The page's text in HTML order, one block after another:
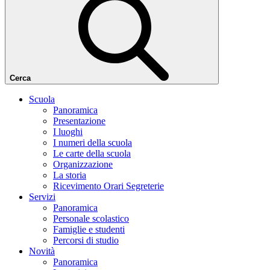
Cerca
Scuola
Panoramica
Presentazione
I luoghi
I numeri della scuola
Le carte della scuola
Organizzazione
La storia
Ricevimento Orari Segreterie
Servizi
Panoramica
Personale scolastico
Famiglie e studenti
Percorsi di studio
Novità
Panoramica